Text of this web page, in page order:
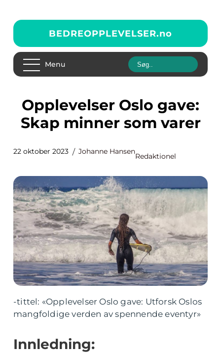
BEDREOPPLEVELSER.no
Menu
Opplevelser Oslo gave:
Skap minner som varer
22 oktober 2023 Johanne Hansen
Redaktionel
-tittel: «Opplevelser Oslo gave: Utforsk Oslos
mangfoldige verden av spennende eventyr»
Innledning: